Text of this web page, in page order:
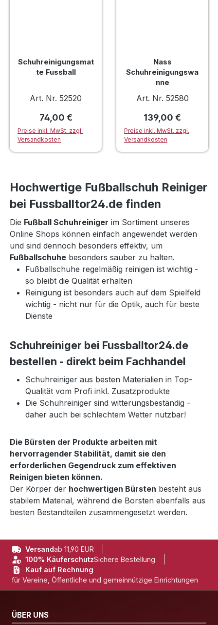
Schuhreinigungsmat
te Fussball
Art. Nr. 52520
Regulärer Preis:
74,00 €
Preise inkl. MwSt. zzgl.
Versandkosten
Nass
Schuhreinigungswa
nne
Art. Nr. 52580
Regulärer Preis:
139,00 €
Preise inkl. MwSt. zzgl.
Versandkosten
Hochwertige Fußballschuh Reiniger
bei Fussballtor24.de finden
Die Fußball Schuhreiniger im Sortiment unseres
Online Shops können einfach angewendet werden
und sind dennoch besonders effektiv, um
Fußballschuhe besonders sauber zu halten.
Fußballschuhe regelmäßig reinigen ist wichtig -
so bleibt die Qualität erhalten
Reinigung ist besonders auch auf dem Spielfeld
wichtig - nicht nur für die Optik, auch für beste
Dienste
Schuhreiniger bei Fussballtor24.de
bestellen - direkt beim Fachhandel
Schuhreiniger aus besten Materialien in Top-
Qualität vom Profi inkl. Zusatzprodukte
Die Schuhreiniger sind witterungsbeständig -
daher auch bei schlechtem Wetter nutzbar!
Die Bürsten der Produkte arbeiten mit
hervorragender Stabilität, damit sie den
erforderlichen Gegendruck zum effektiven
Reinigen bieten können.
Der Körper der hochwertigen Bürsten besteht aus
stabilem Material, während die Borsten ebenfalls aus
besten Bestandteilen zusammengesetzt werden.
Versandab 11,90 EUR
100% KäuferschutzSichere Bestellung
Kauf auf Rechnung
für Vereine, Öffentliche und gemeinnützige Einrichtungen
ÜBER UNS